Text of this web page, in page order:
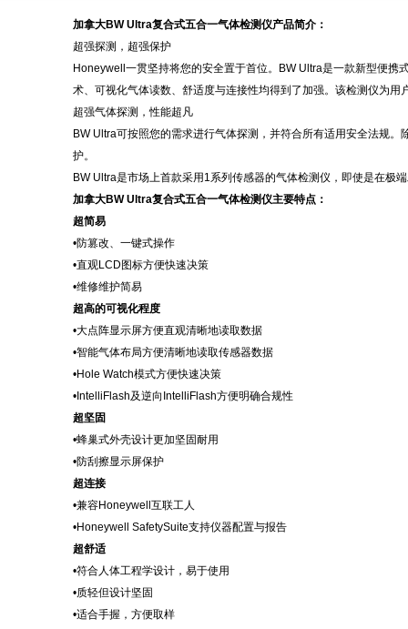
加拿大BW Ultra复合式五合一气体检测仪产品简介：
超强探测，超强保护
Honeywell一贯坚持将您的安全置于首位。BW Ultra是一款新型便
术、可视化气体读数、舒适度与连接性均得到了加强。该检测仪为
超强气体探测，性能超凡
BW Ultra可按照您的需求进行气体探测，并符合所有适用安全法规
护。
BW Ultra是市场上首款采用1系列传感器的气体检测仪，即使是在极
加拿大BW Ultra复合式五合一气体检测仪主要特点 ：
超简易
•防篡改、一键式操作
•直观LCD图标方便快速决策
•维修维护简易
超高的可视化程度
•大点阵显示屏方便直观清晰地读取数据
•智能气体布局方便清晰地读取传感器数据
•Hole Watch模式方便快速决策
•IntelliFlash及逆向IntelliFlash方便明确合规性
超坚固
•蜂巢式外壳设计更加坚固耐用
•防刮擦显示屏保护
超连接
•兼容Honeywell互联工人
•Honeywell SafetySuite支持仪器配置与报告
超舒适
•符合人体工程学设计，易于使用
•质轻但设计坚固
•适合手握，方便取样